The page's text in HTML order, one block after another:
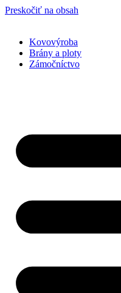
Preskočiť na obsah
Kovovýroba
Brány a ploty
Zámočníctvo